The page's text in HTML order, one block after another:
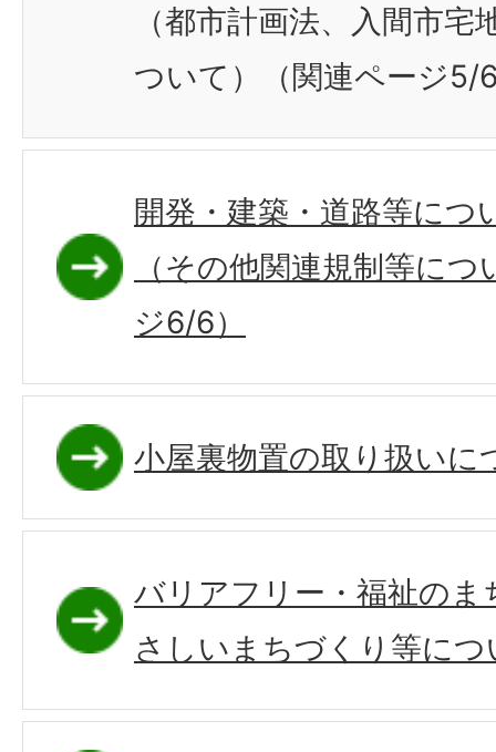
（都市計画法、入間市
ついて）（関連ページ5/
開発・建築・道路等につ
（その他関連規制等に
ジ6/6）
小屋裏物置の取り扱いに
バリアフリー・福祉の
さしいまちづくり等につ